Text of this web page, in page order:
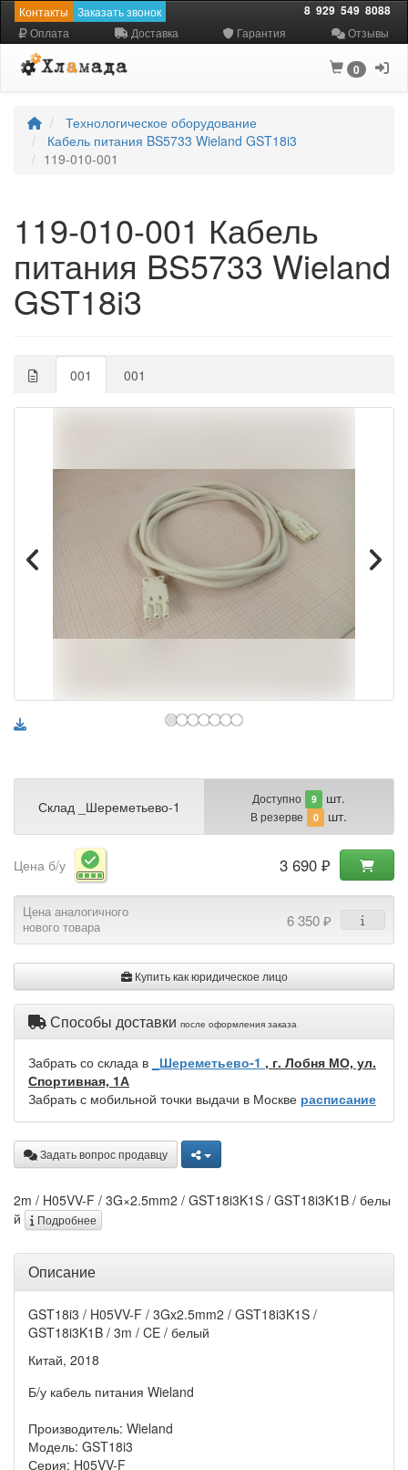
Контакты Заказать звонок 8 929 549 8088
Оплата Доставка Гарантия Отзывы
0
Технологическое оборудование
Кабель питания BS5733 Wieland GST18i3
119-010-001
119-010-001 Кабель
питания BS5733 Wieland
GST18i3
001 001
Склад _Шереметьево-1 Доступно 9 шт.
В резерве 0 шт.
Цена б/у 3 690 ₽
Цена аналогичного
нового товара
6 350 ₽
Купить как юридическое лицо
Способы доставки после оформления заказа
Забрать со склада в _Шереметьево-1 , г. Лобня МО, ул.
Спортивная, 1А
Забрать с мобильной точки выдачи в Москве расписание
Задать вопрос продавцу
2m / H05VV-F / 3G×2.5mm2 / GST18i3K1S / GST18i3K1B / белы
й
Подробнее
Описание
GST18i3 / H05VV-F / 3Gx2.5mm2 / GST18i3K1S /
GST18i3K1B / 3m / CE / белый
Китай, 2018
Б/у кабель питания Wieland
Производитель: Wieland
Модель: GST18i3
Серия: H05VV-F